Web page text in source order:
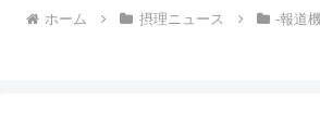
ホーム 摂理ニュース -報道